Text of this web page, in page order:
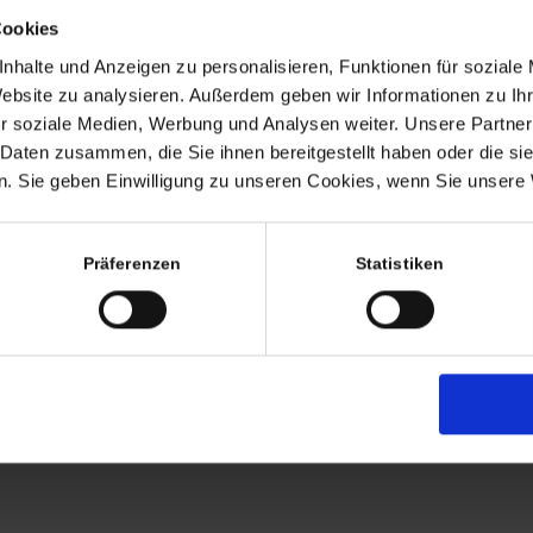
und Anzeigen zu personalisieren, Funktionen für soziale
zu analysieren. Außerdem geben wir Informationen zu
soziale Medien, Werbung und Analysen weiter. Unsere
zusammen, die Sie ihnen bereitgestellt haben oder die
Sie geben Einwilligung zu unseren Cookies, wenn Sie unsere
Präferenzen Statistiken
265,00€inkl. MwSt., zzgl.
Versandkosten
Vintage Balloon Chair
299,00€inkl. MwSt., zzgl.
Versandkosten
vintage Hocker weiß orange mit Sternfuß
99,00€ inkl. MwSt., zzgl.
Versandkosten
1v5 Casala Armlehnstuhl – vintage Stuhl (noch
4 auf Lager)
95,00€inkl. MwSt., zzgl.
Versandkosten
Paar Spaghetti Gartenstühle – gelb & rot –
massiv Stahl
265,00€inkl. MwSt., zzgl.
Versandkosten
persönlich anwesend bin
Freitags von 11.00 – 17.00